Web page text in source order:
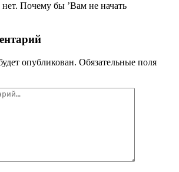
Почему бы ’Вам не начать
опубликован. Обязательные поля